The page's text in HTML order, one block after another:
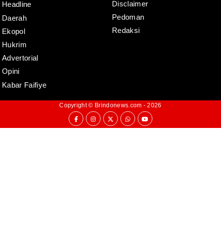
Headline
Daerah
Ekopol
Hukrim
Advertorial
Opini
Kabar Faifiye
Disclaimer
Pedoman
Redaksi
Copyright © Brindonews.com - 2026